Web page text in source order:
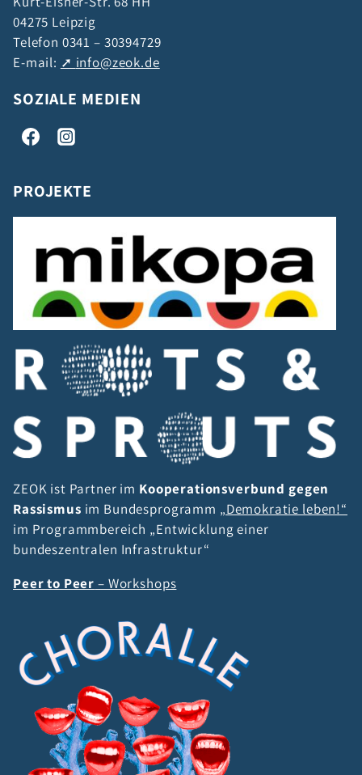
04275 Leipzig
Telefon 0341 – 30394729
E-mail:
info@zeok.de
SOZIALE MEDIEN
PROJEKTE
ZEOK ist Partner im Kooperationsverbund gegen
Rassismus im Bundesprogramm „Demokratie leben!“
im Programmbereich „Entwicklung einer
bundeszentralen Infrastruktur“
Peer to Peer – Workshops